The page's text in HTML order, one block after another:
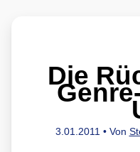
Die
3.01.2011 • Von